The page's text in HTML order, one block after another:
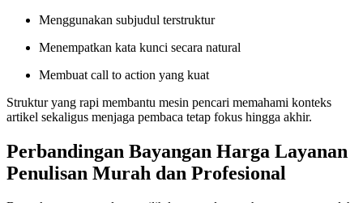
Menggunakan subjudul terstruktur
Menempatkan kata kunci secara natural
Membuat call to action yang kuat
Struktur yang rapi membantu mesin pencari memahami konteks
artikel sekaligus menjaga pembaca tetap fokus hingga akhir.
Perbandingan Bayangan Harga Layanan
Penulisan Murah dan Profesional